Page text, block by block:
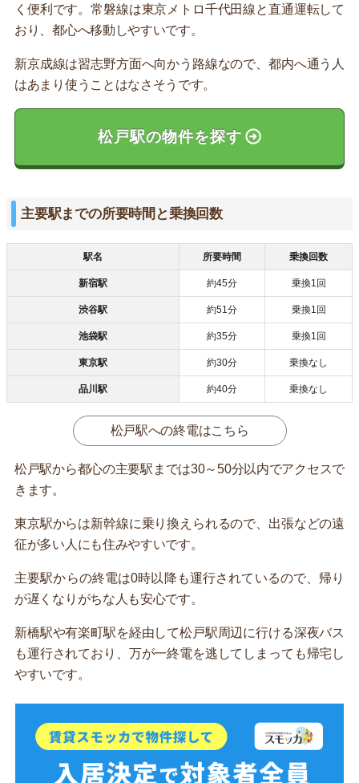
く便利です。常磐線は東京メトロ千代田線と直通運転して
おり、都心へ移動しやすいです。
新京成線は習志野方面へ向かう路線なので、都内へ通う人
はあまり使うことはなさそうです。
松戸駅の物件を探す
主要駅までの所要時間と乗換回数
駅名 所要時間 乗換回数
新宿駅 約45分 乗換1回
渋谷駅 約51分 乗換1回
池袋駅 約35分 乗換1回
東京駅 約30分 乗換なし
品川駅 約40分 乗換なし
松戸駅への終電はこちら
松戸駅から都心の主要駅までは30～50分以内でアクセスで
きます。
東京駅からは新幹線に乗り換えられるので、出張などの遠
征が多い人にも住みやすいです。
主要駅からの終電は0時以降も運行されているので、帰り
が遅くなりがちな人も安心です。
新橋駅や有楽町駅を経由して松戸駅周辺に行ける深夜バス
も運行されており、万が一終電を逃してしまっても帰宅し
やすいです。